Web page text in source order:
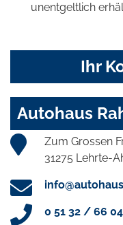
unentgeltlich
Ihr
Autohaus
Zum Grossen
31275 Lehrte-
0 51 32 / 66 04